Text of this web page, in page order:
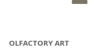
OLFACTORY ART